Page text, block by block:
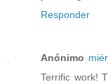
Responder
Anónimo
Terrific work!